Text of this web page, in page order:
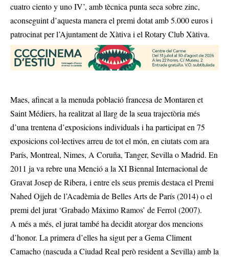
cuatro ciento y uno IV’, amb tècnica punta seca sobre zinc,
aconseguint d’aquesta manera el premi dotat amb 5.000 euros i
patrocinat per l’Ajuntament de Xàtiva i el Rotary Club Xàtiva.
Maes, afincat a la menuda població francesa de Montaren et
Saint Médiers, ha realitzat al llarg de la seua trajectòria més
d’una trentena d’exposicions individuals i ha participat en 75
exposicions col·lectives arreu de tot el món, en ciutats com ara
París, Montreal, Nimes, A Coruña, Tanger, Sevilla o Madrid. En
2011 ja va rebre una Menció a la XI Biennal Internacional de
Gravat Josep de Ribera, i entre els seus premis destaca el Premi
Nahed Ojjeh de l’Acadèmia de Belles Arts de París (2014) o el
premi del jurat ‘Grabado Máximo Ramos’ de Ferrol (2007).
A més a més, el jurat també ha decidit atorgar dos mencions
d’honor. La primera d’elles ha sigut per a Gema Climent
Camacho (nascuda a Ciudad Real però resident a Sevilla) amb la